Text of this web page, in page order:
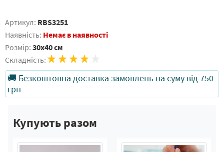
Артикул: RBS3251
Наявність: Немає в наявності
Розмір: 30x40 см
Складність:
🚚 Безкоштовна доставка замовлень на суму від 750
грн
Купують разом